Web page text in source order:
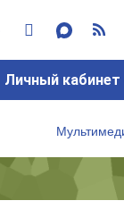
Личный кабинет